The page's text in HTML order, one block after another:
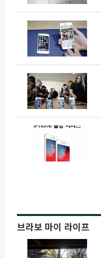
브라보 마이 라이프